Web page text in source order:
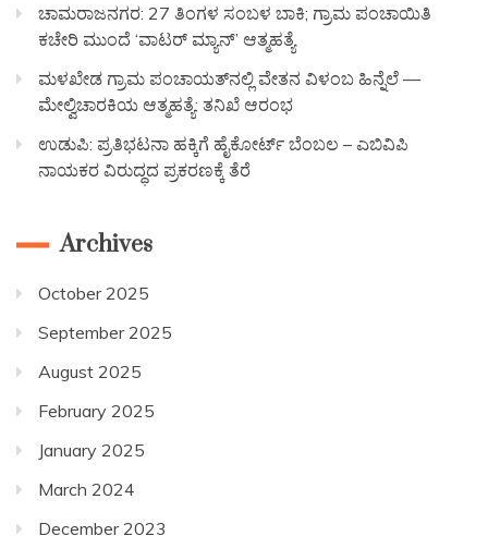
ಚಾಮರಾಜನಗರ: 27 ತಿಂಗಳ ಸಂಬಳ ಬಾಕಿ; ಗ್ರಾಮ ಪಂಚಾಯಿತಿ
ಕಚೇರಿ ಮುಂದೆ ‘ವಾಟರ್ ಮ್ಯಾನ್’ ಆತ್ಮಹತ್ಯೆ
ಮಳಖೇಡ ಗ್ರಾಮ ಪಂಚಾಯತ್‌ನಲ್ಲಿ ವೇತನ ವಿಳಂಬ ಹಿನ್ನೆಲೆ —
ಮೇಲ್ವಿಚಾರಕಿಯ ಆತ್ಮಹತ್ಯೆ: ತನಿಖೆ ಆರಂಭ
ಉಡುಪಿ: ಪ್ರತಿಭಟನಾ ಹಕ್ಕಿಗೆ ಹೈಕೋರ್ಟ್ ಬೆಂಬಲ – ಎಬಿವಿಪಿ
ನಾಯಕರ ವಿರುದ್ಧದ ಪ್ರಕರಣಕ್ಕೆ ತೆರೆ
Archives
October 2025
September 2025
August 2025
February 2025
January 2025
March 2024
December 2023